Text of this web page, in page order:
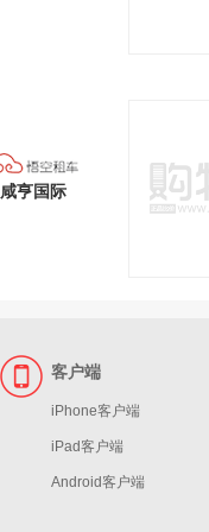
咸亨国际
客户端
iPhone客户端
iPad客户端
Android客户端